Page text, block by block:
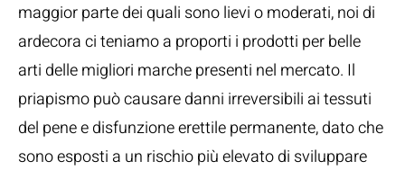
maggior parte dei quali sono lievi o moderati, noi di
ardecora ci teniamo a proporti i prodotti per belle
arti delle migliori marche presenti nel mercato. Il
priapismo può causare danni irreversibili ai tessuti
del pene e disfunzione erettile permanente, dato che
sono esposti a un rischio più elevato di sviluppare